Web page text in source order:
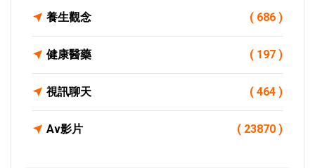
養生觀念 ( 686 )
健康醫藥 ( 197 )
視訊聊天 ( 464 )
Av影片 ( 23870 )